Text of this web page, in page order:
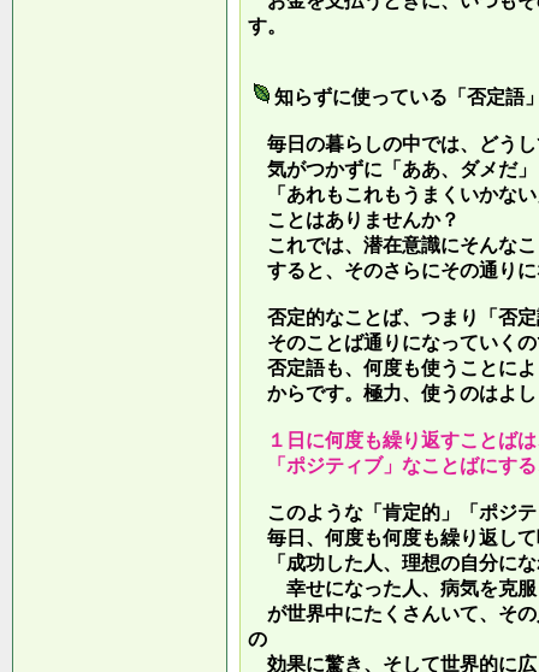
す。
知らずに使っている「否定語
毎日の暮らしの中では、どう
気がつかずに「ああ、ダメだ
「あれもこれもうまくいかな
ことはありませんか？
これでは、潜在意識にそんな
すると、そのさらにその通り
否定的なことば、つまり「否
そのことば通りになっていく
否定語も、何度も使うことに
からです。極力、使うのはよ
１日に何度も繰り返すことば
「ポジティブ」なことばにす
このような「肯定的」「ポジ
毎日、何度も何度も繰り返し
「成功した人、理想の自分に
幸せになった人、病気を克服
が世界中にたくさんいて、そ
の
効果に驚き、そして世界的に